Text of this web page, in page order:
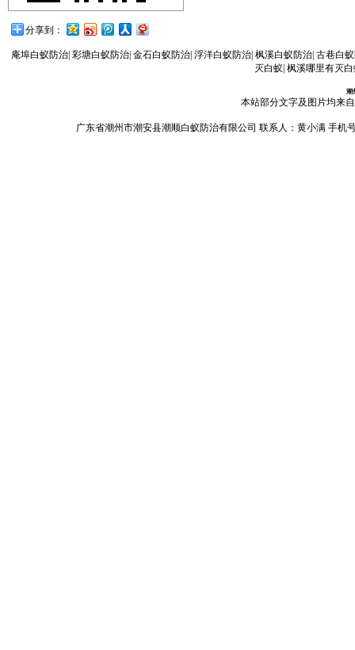
分享到：
庵埠白蚁防治| 彩塘白蚁防治| 金石白蚁防治| 浮洋白蚁防治| 枫溪白蚁防治| 古巷白
灭白蚁 枫溪哪里有灭白
潮
本站部分文字及图片均来
广东省潮州市潮安县潮顺白蚁防治有限公司 联系人：黄小满 手机